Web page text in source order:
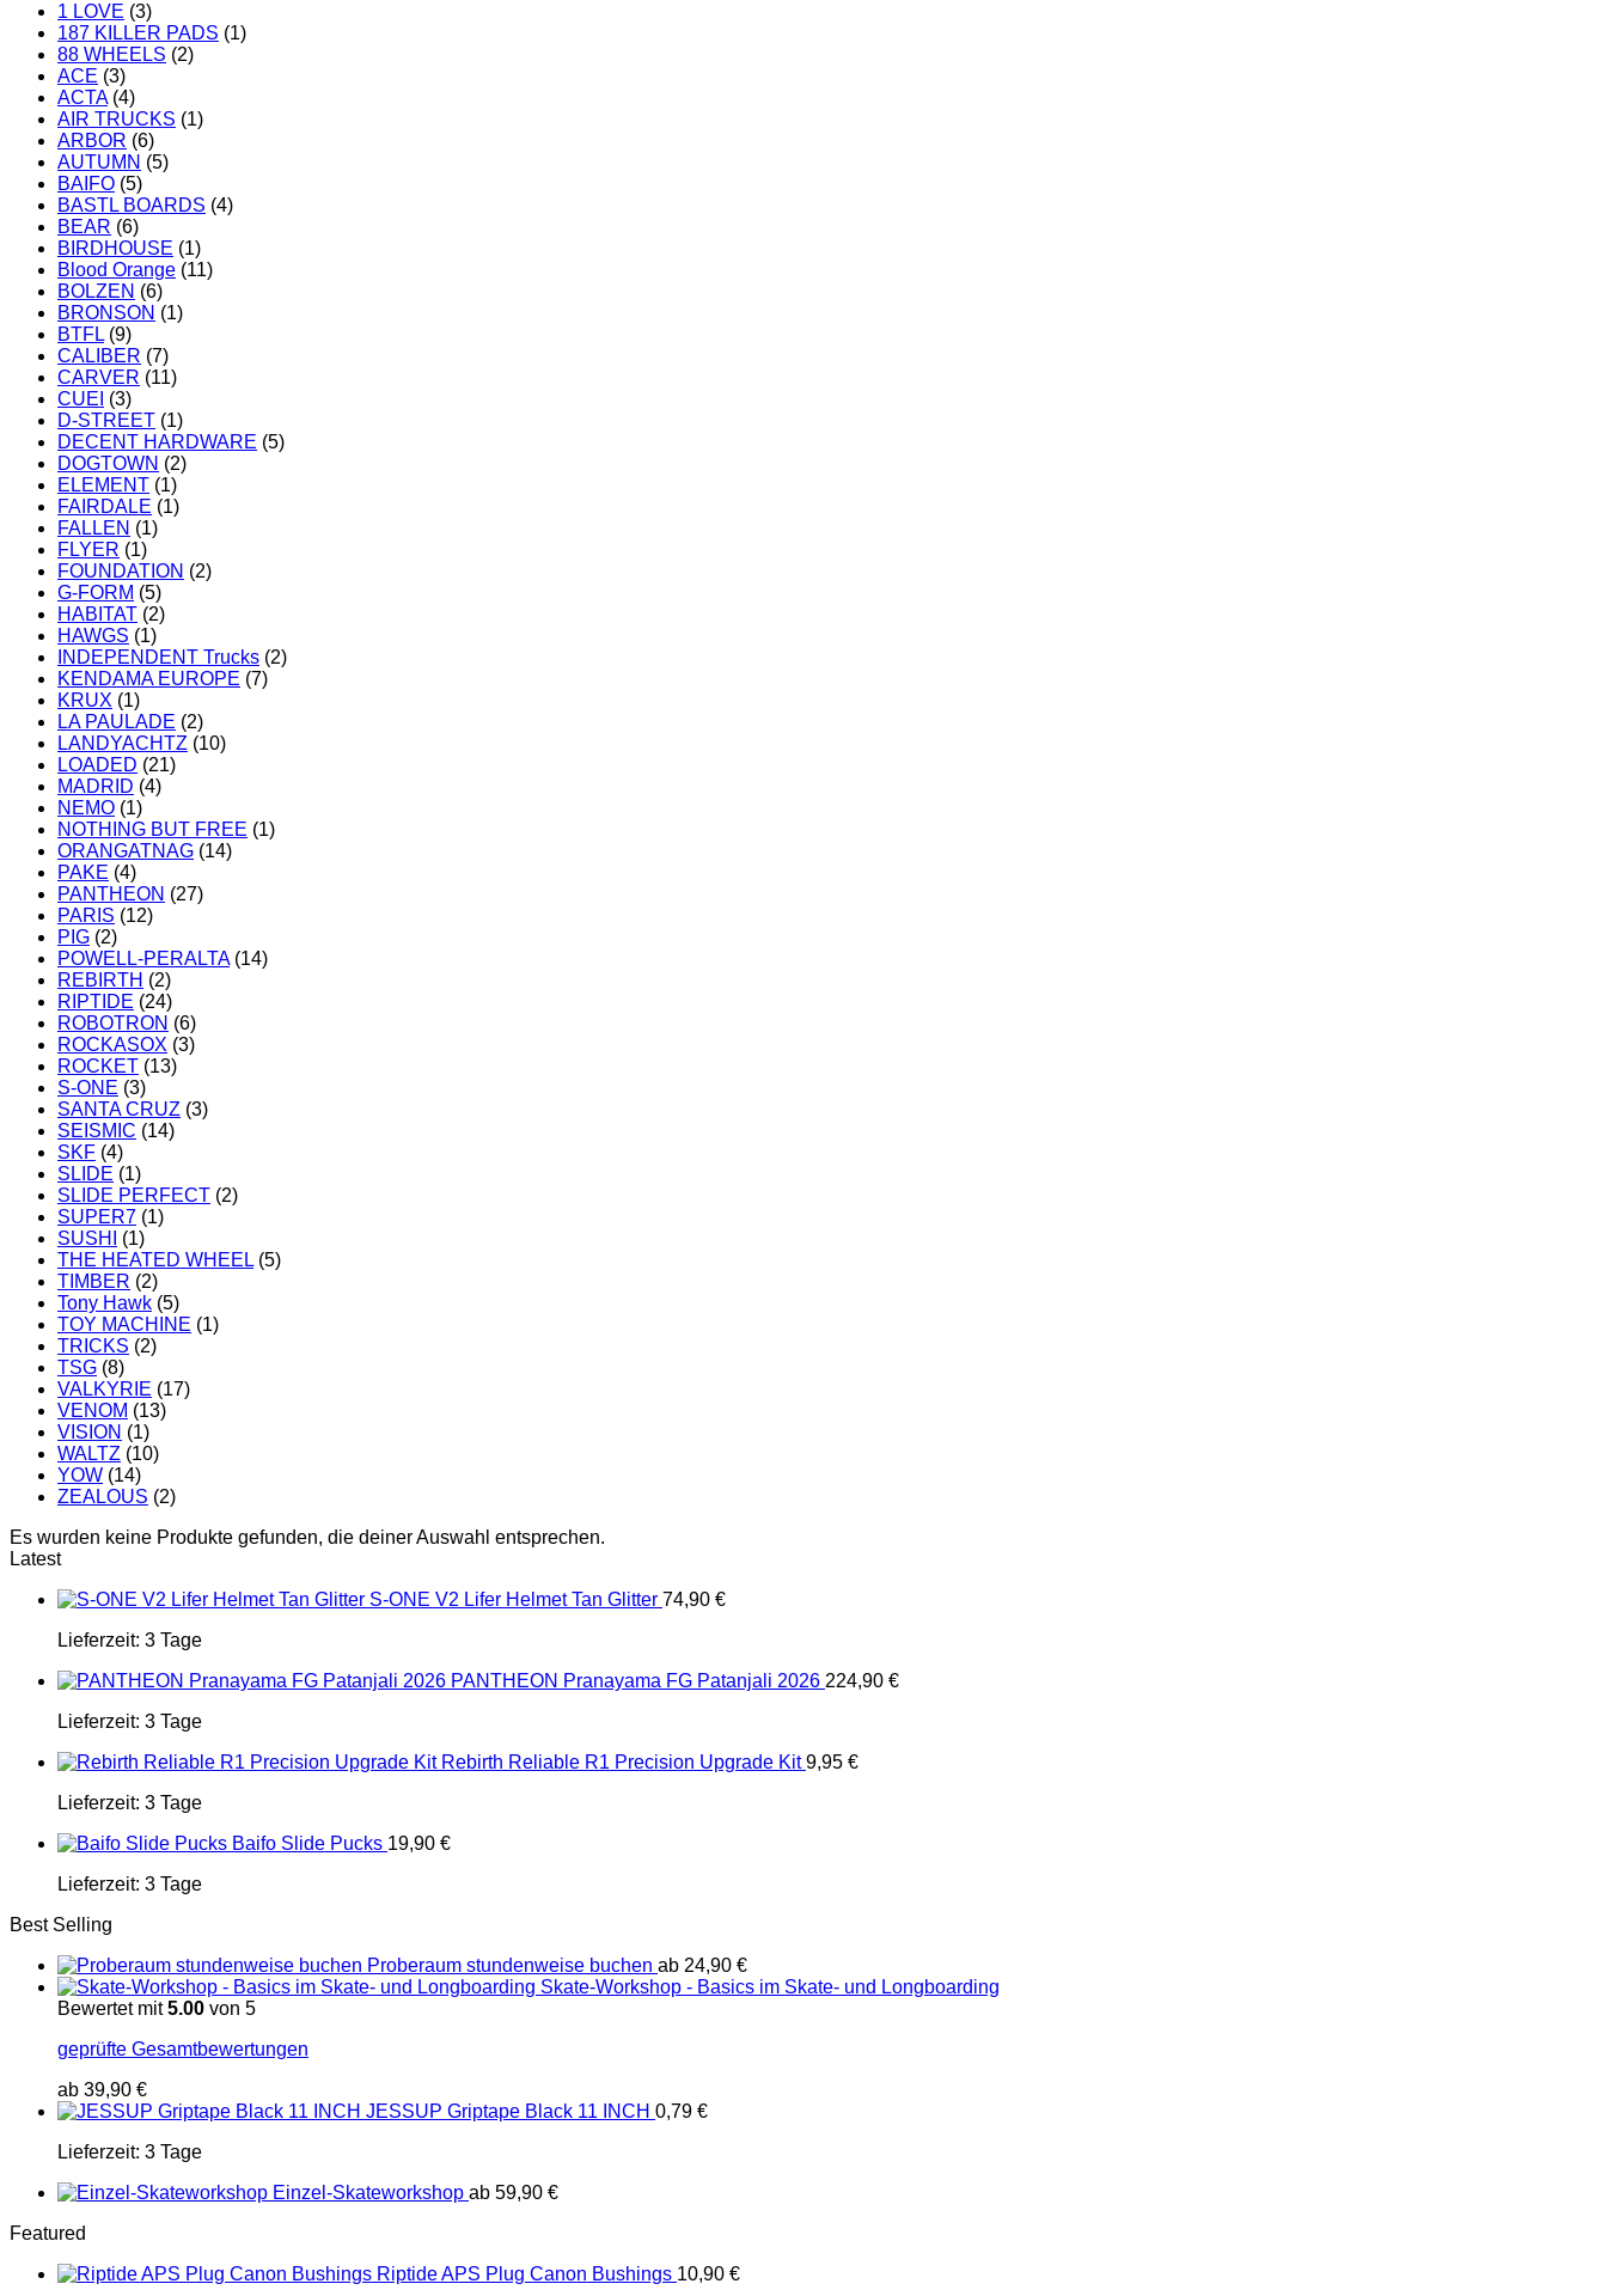
1 LOVE (3)
187 KILLER PADS (1)
88 WHEELS (2)
ACE (3)
ACTA (4)
AIR TRUCKS (1)
ARBOR (6)
AUTUMN (5)
BAIFO (5)
BASTL BOARDS (4)
BEAR (6)
BIRDHOUSE (1)
Blood Orange (11)
BOLZEN (6)
BRONSON (1)
BTFL (9)
CALIBER (7)
CARVER (11)
CUEI (3)
D-STREET (1)
DECENT HARDWARE (5)
DOGTOWN (2)
ELEMENT (1)
FAIRDALE (1)
FALLEN (1)
FLYER (1)
FOUNDATION (2)
G-FORM (5)
HABITAT (2)
HAWGS (1)
INDEPENDENT Trucks (2)
KENDAMA EUROPE (7)
KRUX (1)
LA PAULADE (2)
LANDYACHTZ (10)
LOADED (21)
MADRID (4)
NEMO (1)
NOTHING BUT FREE (1)
ORANGATNAG (14)
PAKE (4)
PANTHEON (27)
PARIS (12)
PIG (2)
POWELL-PERALTA (14)
REBIRTH (2)
RIPTIDE (24)
ROBOTRON (6)
ROCKASOX (3)
ROCKET (13)
S-ONE (3)
SANTA CRUZ (3)
SEISMIC (14)
SKF (4)
SLIDE (1)
SLIDE PERFECT (2)
SUPER7 (1)
SUSHI
(1)
THE HEATED WHEEL (5)
TIMBER (2)
Tony Hawk (5)
TOY MACHINE (1)
TRICKS (2)
TSG (8)
VALKYRIE (17)
VENOM (13)
VISION (1)
WALTZ (10)
YOW (14)
ZEALOUS (2)
Es wurden keine Produkte gefunden, die deiner Auswahl entsprechen.
Latest
S-ONE V2 Lifer Helmet Tan Glitter 74,90 €
Lieferzeit: 3 Tage
PANTHEON Pranayama FG Patanjali 2026 224,90 €
Lieferzeit: 3 Tage
Rebirth Reliable R1 Precision Upgrade Kit 9,95 €
Lieferzeit: 3 Tage
Baifo Slide Pucks 19,90 €
Lieferzeit: 3 Tage
Best Selling
Proberaum stundenweise buchen ab 24,90 €
Skate-Workshop - Basics im Skate- und Longboarding
Bewertet mit5.00 von 5
geprüfte Gesamtbewertungen
ab 39,90 €
JESSUP Griptape Black 11 INCH 0,79 €
Lieferzeit: 3 Tage
Einzel-Skateworkshop ab 59,90 €
Featured
Riptide APS Plug Canon Bushings 10,90 €